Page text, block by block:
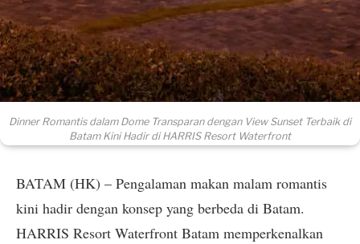
Dinner Romantis dalam Dome Transparan dengan View Sunset Terbaik di
Batam Kini Hadir di HARRIS Resort Waterfront
BATAM (HK) – Pengalaman makan malam romantis
kini hadir dengan konsep yang berbeda di Batam.
HARRIS Resort Waterfront Batam memperkenalkan